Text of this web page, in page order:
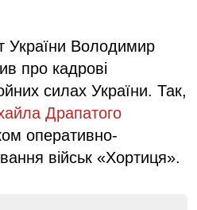
України Володимир
про кадрові
силах України. Так,
Драпатого
оперативно-
військ «Хортиця».